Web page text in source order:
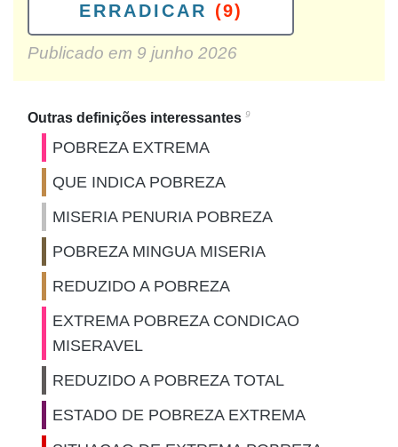
ERRADICAR (9)
Publicado em 9 junho 2026
Outras definições interessantes 9
POBREZA EXTREMA
QUE INDICA POBREZA
MISERIA PENURIA POBREZA
POBREZA MINGUA MISERIA
REDUZIDO A POBREZA
EXTREMA POBREZA CONDICAO
MISERAVEL
REDUZIDO A POBREZA TOTAL
ESTADO DE POBREZA EXTREMA